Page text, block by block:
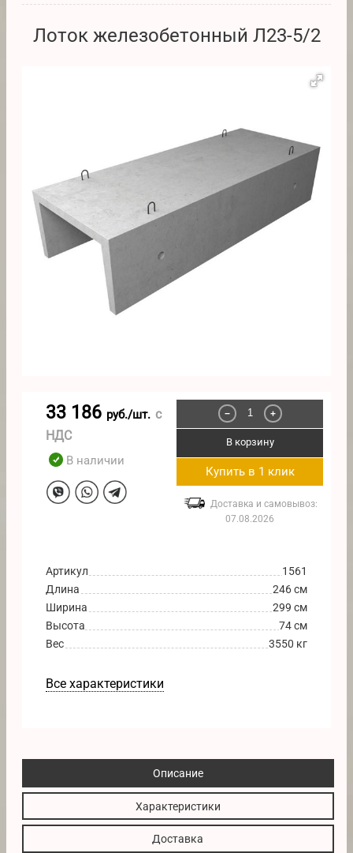
Лоток железобетонный Л23-5/2
33 186 руб./шт. с
НДС
В наличии
− +
В корзину
Купить в 1 клик
Доставка и самовывоз:
07.08.2026
Артикул
1561
Длина
246 см
Ширина
299 см
Высота
74 см
Вес
3550 кг
Все характеристики
Описание
Характеристики
Доставка